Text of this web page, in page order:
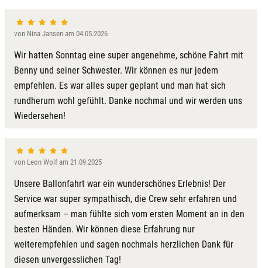
von Nina Jansen am 04.05.2026
Wir hatten Sonntag eine super angenehme, schöne Fahrt mit
Benny und seiner Schwester. Wir können es nur jedem
empfehlen. Es war alles super geplant und man hat sich
rundherum wohl gefühlt. Danke nochmal und wir werden uns
Wiedersehen!
von Leon Wolf am 21.09.2025
Unsere Ballonfahrt war ein wunderschönes Erlebnis! Der
Service war super sympathisch, die Crew sehr erfahren und
aufmerksam – man fühlte sich vom ersten Moment an in den
besten Händen. Wir können diese Erfahrung nur
weiterempfehlen und sagen nochmals herzlichen Dank für
diesen unvergesslichen Tag!
Landkreis Rostock
Landshut
Langenselbold
Leutkirch
Ludwigslust-Parchim
Löbau
Lübeck